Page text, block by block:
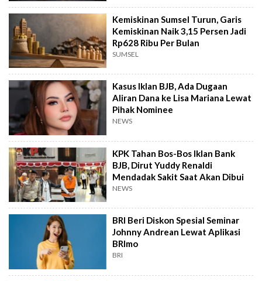
Kemiskinan Sumsel Turun, Garis
Kemiskinan Naik 3,15 Persen Jadi
Rp628 Ribu Per Bulan
SUMSEL
Kasus Iklan BJB, Ada Dugaan
Aliran Dana ke Lisa Mariana Lewat
Pihak Nominee
NEWS
KPK Tahan Bos-Bos Iklan Bank
BJB, Dirut Yuddy Renaldi
Mendadak Sakit Saat Akan Dibui
NEWS
BRI Beri Diskon Spesial Seminar
Johnny Andrean Lewat Aplikasi
BRImo
BRI